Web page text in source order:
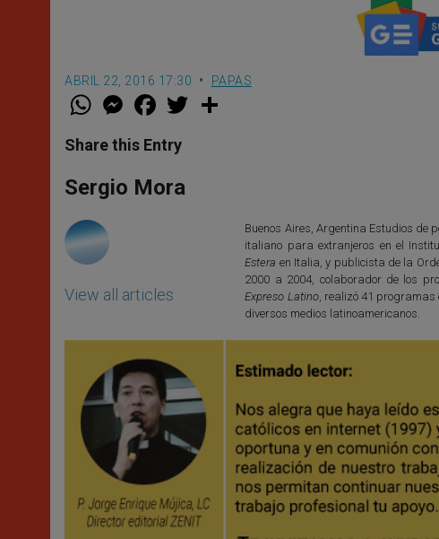
ABRIL 22, 2016 17:30 PAPAS
W
t
s
p
p
M
e
s
e
g
e
F
a
e
b
o
k
w
Share this Entry
Sergio Mora
View all articles
Buenos Aires, Argentina Estudios de
italiano para extranjeros en el
Estera en Italia, y publicista de la
2000 a 2004, colaborador de los
Expreso Latino, realizó 41 programas
diversos medios latinoamericanos.